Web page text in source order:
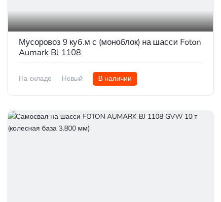
Мусоровоз 9 куб.м с (моноблок) на шасси Foton
Aumark BJ 1108
На складе Новый В наличии